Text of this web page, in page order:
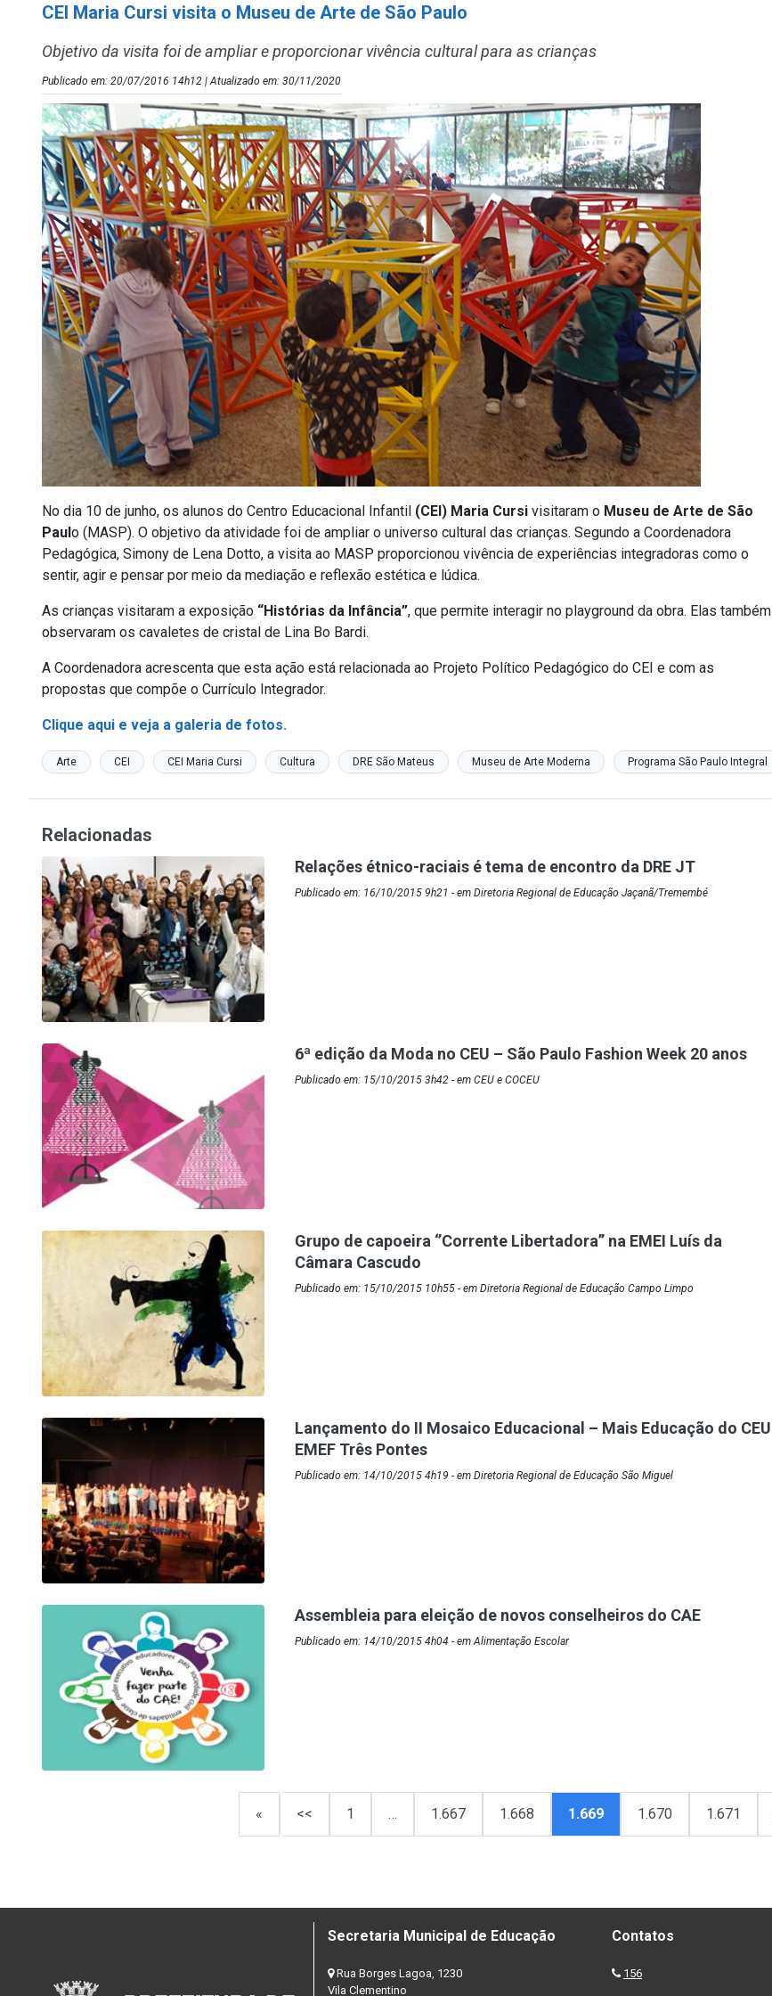
CEI Maria Cursi visita o Museu de Arte de São Paulo
Objetivo da visita foi de ampliar e proporcionar vivência cultural para as crianças
Publicado em: 20/07/2016 14h12 | Atualizado em: 30/11/2020
No dia 10 de junho, os alunos do Centro Educacional Infantil (CEI) Maria Cursi visitaram o Museu de Arte de São
Paulo (MASP). O objetivo da atividade foi de ampliar o universo cultural das crianças. Segundo a Coordenadora
Pedagógica, Simony de Lena Dotto, a visita ao MASP proporcionou vivência de experiências integradoras como o
sentir, agir e pensar por meio da mediação e reflexão estética e lúdica.
As crianças visitaram a exposição “Histórias da Infância”, que permite interagir no playground da obra. Elas também
observaram os cavaletes de cristal de Lina Bo Bardi.
A Coordenadora acrescenta que esta ação está relacionada ao Projeto Político Pedagógico do CEI e com as
propostas que compõe o Currículo Integrador.
Clique aqui e veja a galeria de fotos.
Arte CEI CEI Maria Cursi Cultura DRE São Mateus Museu de Arte Moderna Programa São Paulo Integral
Relacionadas
Relações étnico-raciais é tema de encontro da DRE JT
Publicado em: 16/10/2015 9h21 - em Diretoria Regional de Educação Jaçanã/Tremembé
6ª edição da Moda no CEU – São Paulo Fashion Week 20 anos
Publicado em: 15/10/2015 3h42 - em CEU e COCEU
Grupo de capoeira ‘’Corrente Libertadora’’ na EMEI Luís da
Câmara Cascudo
Publicado em: 15/10/2015 10h55 - em Diretoria Regional de Educação Campo Limpo
Lançamento do II Mosaico Educacional – Mais Educação do CEU
EMEF Três Pontes
Publicado em: 14/10/2015 4h19 - em Diretoria Regional de Educação São Miguel
Assembleia para eleição de novos conselheiros do CAE
Publicado em: 14/10/2015 4h04 - em Alimentação Escolar
« << 1 … 1.667 1.668 1.669 1.670 1.671
Secretaria Municipal de Educação
Rua Borges Lagoa, 1230
Vila Clementino
Contatos
156